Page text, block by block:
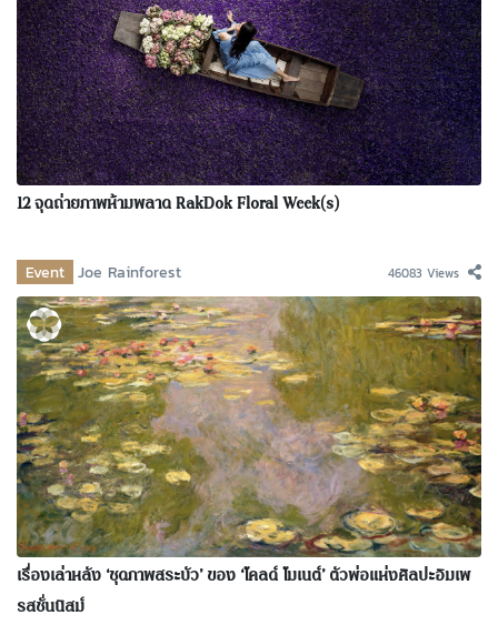
12 จุดถ่ายภาพห้ามพลาด RakDok Floral Week(s)
Event Joe Rainforest 46083 Views
เรื่องเล่าหลัง ‘ชุดภาพสระบัว’ ของ ‘โคลด์ โมเนต์’ ตัวพ่อแห่งศิลปะอิมเพ
รสชั่นนิสม์